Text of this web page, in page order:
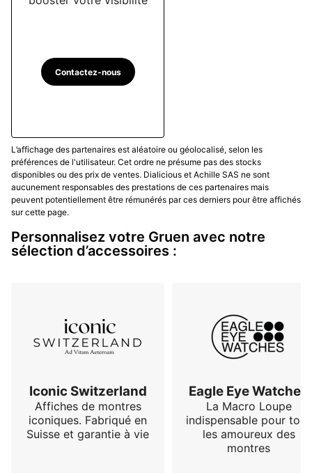
Contactez-nous
L’affichage des partenaires est aléatoire ou géolocalisé, selon les
préférences de l'utilisateur. Cet ordre ne présume pas des stocks
disponibles ou des prix de ventes. Dialicious et Achille SAS ne sont
aucunement responsables des prestations de ces partenaires mais
peuvent potentiellement être rémunérés par ces derniers pour être affichés
sur cette page.
Personnalisez votre Gruen avec notre
sélection d’accessoires :
Iconic Switzerland
Affiches de montres
iconiques. Fabriqué en
Suisse et garantie à vie
Eagle Eye Watches
La Macro Loupe
indispensable pour tous
les amoureux des
montres